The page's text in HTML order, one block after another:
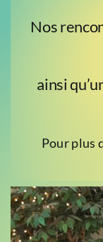
Nos
ainsi
Pour plus